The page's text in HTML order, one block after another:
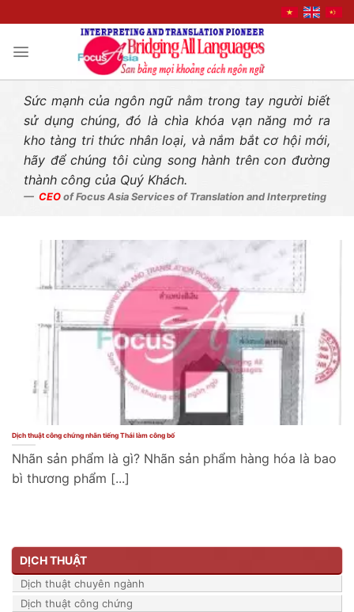
Sức mạnh của ngôn ngữ nằm trong tay người biết
sử dụng chúng, đó là chìa khóa vạn năng mở ra
kho tàng tri thức nhân loại, và nắm bắt cơ hội mới,
hãy để chúng tôi cùng song hành trên con đường
thành công của Quý Khách.
CEO of Focus Asia Services of Translation and Interpreting
Dịch thuật công chứng nhãn tiếng Thái làm công bố
Nhãn sản phẩm là gì? Nhãn sản phẩm hàng hóa là bao
bì thương phẩm [...]
DỊCH THUẬT
Dịch thuật chuyên ngành
Dịch thuật công chứng